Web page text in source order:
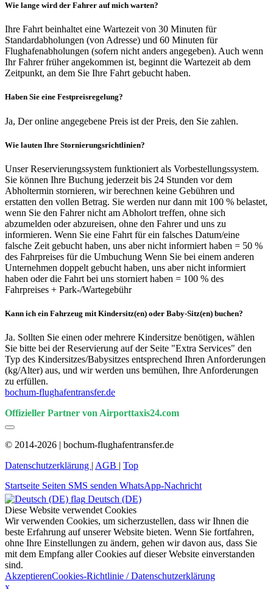
Wie lange wird der Fahrer auf mich warten?
Ihre Fahrt beinhaltet eine Wartezeit von 30 Minuten für
Standardabholungen (von Adresse) und 60 Minuten für
Flughafenabholungen (sofern nicht anders angegeben). Auch wenn
Ihr Fahrer früher angekommen ist, beginnt die Wartezeit ab dem
Zeitpunkt, an dem Sie Ihre Fahrt gebucht haben.
Haben Sie eine Festpreisregelung?
Ja, Der online angegebene Preis ist der Preis, den Sie zahlen.
Wie lauten Ihre Stornierungsrichtlinien?
Unser Reservierungssystem funktioniert als Vorbestellungssystem.
Sie können Ihre Buchung jederzeit bis 24 Stunden vor dem
Abholtermin stornieren, wir berechnen keine Gebühren und
erstatten den vollen Betrag. Sie werden nur dann mit 100 % belastet,
wenn Sie den Fahrer nicht am Abholort treffen, ohne sich
abzumelden oder abzureisen, ohne den Fahrer und uns zu
informieren. Wenn Sie eine Fahrt für ein falsches Datum/eine
falsche Zeit gebucht haben, uns aber nicht informiert haben = 50 %
des Fahrpreises für die Umbuchung Wenn Sie bei einem anderen
Unternehmen doppelt gebucht haben, uns aber nicht informiert
haben oder die Fahrt bei uns storniert haben = 100 % des
Fahrpreises + Park-/Wartegebühr
Kann ich ein Fahrzeug mit Kindersitz(en) oder Baby-Sitz(en) buchen?
Ja. Sollten Sie einen oder mehrere Kindersitze benötigen, wählen
Sie bitte bei der Reservierung auf der Seite "Extra Services" den
Typ des Kindersitzes/Babysitzes entsprechend Ihren Anforderungen
(kg/Alter) aus, und wir werden uns bemühen, Ihre Anforderungen
zu erfüllen.
bochum-flughafentransfer.de
Offizieller Partner von Airporttaxis24.com
© 2014-2026 | bochum-flughafentransfer.de
Datenschutzerklärung | AGB | Top
Startseite Seiten SMS senden WhatsApp-Nachricht
Deutsch (DE)
Diese Website verwendet Cookies
Wir verwenden Cookies, um sicherzustellen, dass wir Ihnen die
beste Erfahrung auf unserer Website bieten. Wenn Sie fortfahren,
ohne Ihre Einstellungen zu ändern, gehen wir davon aus, dass Sie
mit dem Empfang aller Cookies auf dieser Website einverstanden
sind.
AkzeptierenCookies-Richtlinie / Datenschutzerklärung